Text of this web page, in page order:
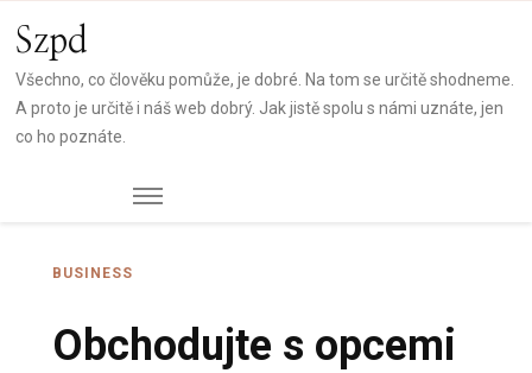
Szpd
Všechno, co člověku pomůže, je dobré. Na tom se určitě shodneme.
A proto je určitě i náš web dobrý. Jak jistě spolu s námi uznáte, jen
co ho poznáte.
BUSINESS
Obchodujte s opcemi